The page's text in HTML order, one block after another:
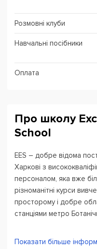
Розмовні клуби
Навчальні посібники
Оплата
Про школу
School
EES – добре відома
Харкові з
персоналом, яка вже
різноманітні курси
просторому і добре
станціями метро
віку, роду занять,
Показати більше